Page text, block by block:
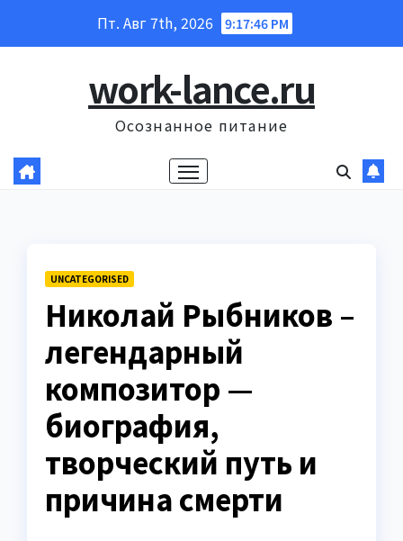
Пт. Авг 7th, 2026 9:17:47 PM
work-lance.ru
Осознанное питание
UNCATEGORISED
Николай Рыбников –
легендарный
композитор —
биография,
творческий путь и
причина смерти